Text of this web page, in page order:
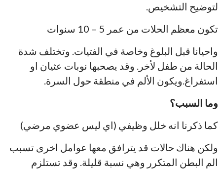
لتوضيح التشخيص.
تكون معظم الحلات من عمر 5 – 10 سنوات
واحيانا قبل البلوغ وخاصة في الفتيات. وتختلف شدة
الحالة من طفل لأخر. وقد يصحبها نوبات عثيان او
استفراغ.ويكون الألم في منطقة حول السرة.
وما السبب؟
كما ذكرنا انه خلل وظيفي (اي ليس عضوي مرضي)
ولكن هناك حالات قد يترافق معها عوامل اخرى تسبب
الم البطن المتكرر وهي نسبة قليلة. وقد تستلزم